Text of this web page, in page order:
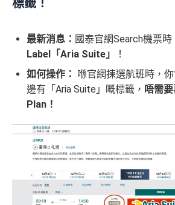
標籤！
最新消息： 國泰官網Search機票時
Label「Aria Suite」
！
如何操作： 喺官網揀選航班時，
邊有「Aria Suite」嘅標籤， 唔需
Plan！